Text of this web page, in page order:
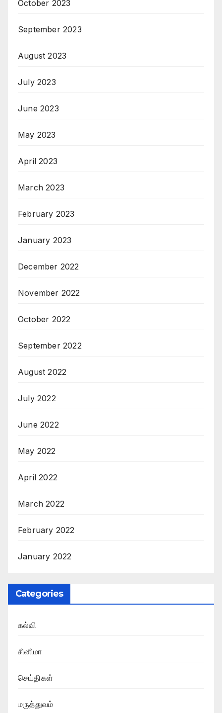
October 2023
September 2023
August 2023
July 2023
June 2023
May 2023
April 2023
March 2023
February 2023
January 2023
December 2022
November 2022
October 2022
September 2022
August 2022
July 2022
June 2022
May 2022
April 2022
March 2022
February 2022
January 2022
Categories
கல்வி
சினிமா
செய்திகள்
மருத்துவம்